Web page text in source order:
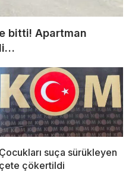
bitti! Apartman
Çocukları suça sürükleyen
çete çökertildi